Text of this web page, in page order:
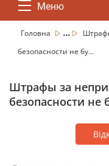
Меню
Головна ...
безопасности не бу...
Штрафы за
безопасности